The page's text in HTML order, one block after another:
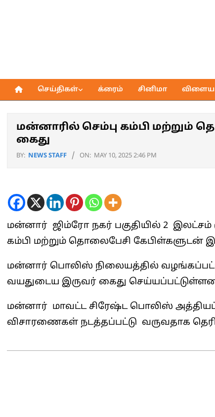
Primary
செய்திகள் க்ரைம் சினிமா
மன்னாரில் செம்பு கம்பி மற்றும்
கைது
BY: NEWS STAFF ON: MAY 10, 2025 2:46 PM
மன்னார் ஜிம்ரோ நகர் பகுதியில் 2 இலட்சம்
கம்பி மற்றும் தொலைபேசி கேபிள்களுடன்
மன்னார் பொலிஸ் நிலையத்தில்
வயதுடைய இருவர் கைது
மன்னார் மாவட்ட சிரேஷ்ட பொலிஸ்
விசாரணைகள் நடத்தப்பட்டு வருவதாக